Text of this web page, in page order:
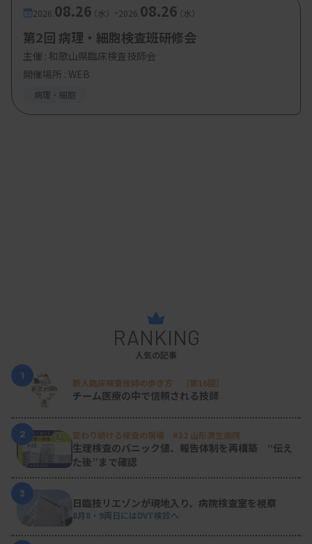
—認定取得を検討している検査技師へのメッセージ
をお願いします。
細胞検査士の資格を有していることは、高い専門性
を有するプロフェッショナルの証しになります。こ
の資格を取得することによって、細胞検査士は誇り
を持って仕事ができると考えています。
に、専門性を生かして大学や養成機関の教員とな
り、教育や国内外に情報を発信するための研究に携
わる方々もいらっしゃいます。その意味で、細胞診
はキャリアの広がりがある領域であるといえるでし
ょう。
細胞検査士の詳細はこちら
2026. 08.26（水） -2026. 08.26（水）
第2回 病理・細胞検査班研修会
主催 : 和歌山県臨床検査技師会
開催場所 : WEB
病理・細胞
RANKING
人気の記事
1
新人臨床検査技師の歩き方 ［第16回］
チーム医療の中で信頼される技師
2 変わり続ける検査の現場 #32 山形済生病院
生理検査のパニック値、報告体制を再構築 “伝え
た後”まで確認
3
日臨技リエゾンが現地入り、病院検査室を視察
8月8・9両日にはDVT検診へ